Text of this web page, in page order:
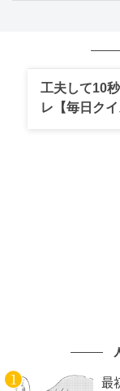
HOTEL R9 The
ち寄りやすいホ
ふかや花園プレ
り、長瀞町方面
工夫して10
レ【毎日クイ
最